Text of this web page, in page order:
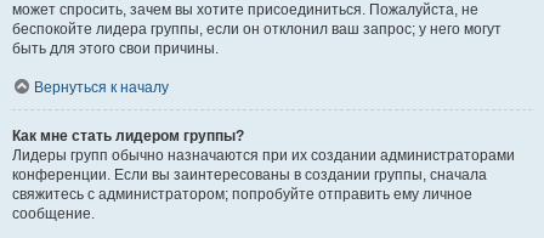
может спросить, зачем вы хотите присоединиться. Пожалуйста, не
беспокойте лидера группы, если он отклонил ваш запрос; у него могут
быть для этого свои причины.
Вернуться к началу
Как мне стать лидером группы?
Лидеры групп обычно назначаются при их создании администраторами
конференции. Если вы заинтересованы в создании группы, сначала
свяжитесь с администратором; попробуйте отправить ему личное
сообщение.